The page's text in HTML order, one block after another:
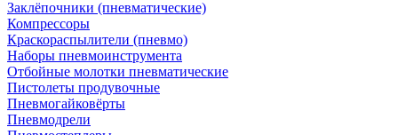
Заклёпочники (пневматические)
Компрессоры
Краскораспылители (пневмо)
Наборы пневмоинструмента
Отбойные молотки пневматические
Пистолеты продувочные
Пневмогайковёрты
Пневмодрели